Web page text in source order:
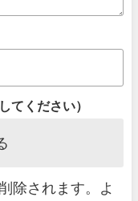
てください）
除されます。よ